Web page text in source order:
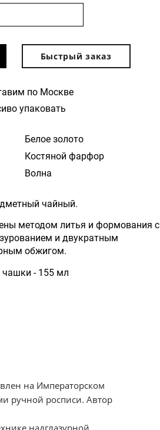
Быстрый заказ
по Москве
упаковать
Белое золото
Костяной фарфор
Волна
чайный.
методом литья и формования с
и двукратным
обжигом.
- 155 мл
на Императорском
ручной росписи. Автор
надглазурной